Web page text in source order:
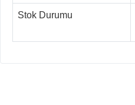
Stok Durumu